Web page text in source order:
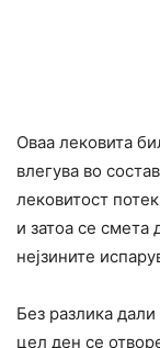
Оваа лековита
влегува во
лековитост
и затоа се смета
нејзините
Без разлика
цел ден се